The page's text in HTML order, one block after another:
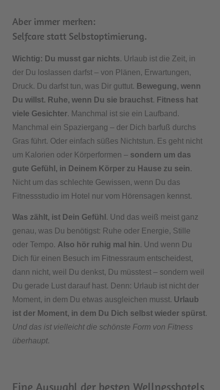
Aber immer merken:
Selfcare statt Selbstoptimierung.
Wichtig: Du musst gar nichts. Urlaub ist die Zeit, in
der Du loslassen darfst – von Plänen, Erwartungen,
Druck. Du darfst tun, was Dir guttut. Bewegung, wenn
Du willst. Ruhe, wenn Du sie brauchst. Fitness hat
viele Gesichter. Manchmal ist sie ein Laufband.
Manchmal ein Spaziergang – der Dich barfuß durchs
Gras führt. Oder einfach süßes Nichtstun. Es geht nicht
um Kalorien oder Körperformen – sondern um das
gute Gefühl, in Deinem Körper zu Hause zu sein.
Nicht um das schlechte Gewissen, wenn Du das
Fitnessstudio im Hotel nur vom Hörensagen kennst.
Was zählt, ist Dein Gefühl . Und das weiß meist ganz
genau, was Du benötigst: Ruhe oder Energie, Stille
oder Tempo. Also hör ruhig mal hin. Und wenn Du
Dich für einen Besuch im Fitnessraum entscheidest,
dann nicht, weil Du denkst, Du müsstest – sondern weil
Du gerade Lust darauf hast. Denn: Urlaub ist nicht der
Moment, in dem Du etwas ausgleichen musst. Urlaub
ist der Moment, in dem Du Dich selbst wieder spürst.
Und das ist vielleicht die schönste Form von Fitness
überhaupt.
Eine Auswahl der besten Wellnesshotels